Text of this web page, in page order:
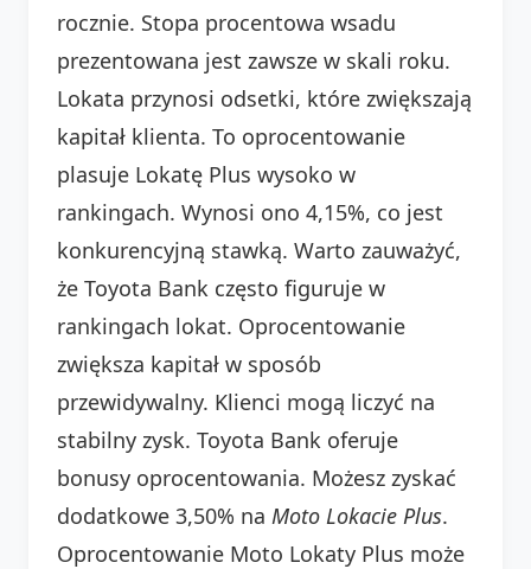
rocznie. Stopa procentowa wsadu
prezentowana jest zawsze w skali roku.
Lokata przynosi odsetki, które zwiększają
kapitał klienta. To oprocentowanie
plasuje Lokatę Plus wysoko w
rankingach. Wynosi ono 4,15%, co jest
konkurencyjną stawką. Warto zauważyć,
że Toyota Bank często figuruje w
rankingach lokat. Oprocentowanie
zwiększa kapitał w sposób
przewidywalny. Klienci mogą liczyć na
stabilny zysk. Toyota Bank oferuje
bonusy oprocentowania. Możesz zyskać
dodatkowe 3,50% na Moto Lokacie Plus.
Oprocentowanie Moto Lokaty Plus może